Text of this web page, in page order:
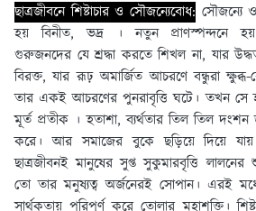
ছাত্রজীবনে শিষ্টাচার ও সৌজন্যেবােধ: সৌজন্যে ও
হয় বিনীত, ভদ্র । নতুন প্রাণস্পন্দনে হয়
গুরুজনদের যে শ্রদ্ধা করতে শিখল না, যার
বিরক্ত, যার রূঢ় অমার্জিত আচরণে বন্ধুরা
তার একই আচরণের পুনরাবৃত্তি ঘটে। তখন সে
মূর্ত প্রতীক । হতাশা, ব্যর্থতার তিল তিল দংশন
করে। আর সমাজের বুকে ছড়িয়ে দিয়ে
ছাত্রজীবনই মানুষের সুপ্ত সুকুমারবৃত্তি লালনের
তাে তার মনুষ্যত্ব অর্জনেরই সােপান। এরই
সার্থকতায় পরিপূর্ণ করে তােলার মহাশক্তি।